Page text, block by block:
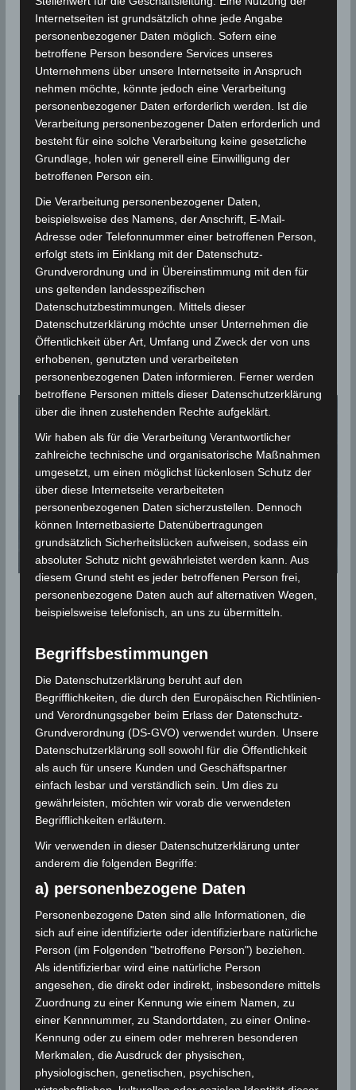
KLIMA METEOROLOGIE
Sommer 2003
Europa, Deutschland: Der Sommer 2003 in
Deutschland ging als historischer
„Jahrhundertsommer“ in die Wettergeschichte ein
und war bis dahin der
METEOROLOGIE
Als „Sprite“ (im Deutschen auch „Kobold“) bezeichnet
man in der Meteorologie eine kalte Entladung in der
Hochatmosphäre, die während eines
METEOROLOGIE
Starkregen
Ab einer Niederschlagsmenge von 20 Litern pro
Quadratmeter innerhalb von sechs Stunden spricht
man von Starkregen. Die Stufen 2 bis
GEOLOGIE
Straße von Sizilien
Die Straße von Sizilien bezeichnet eine Meerenge
beziehungsweise Meeresregion des Mittelmeeres
zwischen Sizilien und Tunesien. Sie verbindet das
Internetseiten ist grundsätzlich ohne jede Angabe
personenbezogener Daten möglich. Sofern eine
betroffene Person besondere Services unseres
Unternehmens über unsere Internetseite in Anspruch
nehmen möchte, könnte jedoch eine Verarbeitung
personenbezogener Daten erforderlich werden. Ist die
Verarbeitung personenbezogener Daten erforderlich und
besteht für eine solche Verarbeitung keine gesetzliche
Grundlage, holen wir generell eine Einwilligung der
betroffenen Person ein.
Die Verarbeitung personenbezogener Daten,
beispielsweise des Namens, der Anschrift, E-Mail-
Adresse oder Telefonnummer einer betroffenen Person,
erfolgt stets im Einklang mit der Datenschutz-
Grundverordnung und in Übereinstimmung mit den für
uns geltenden landesspezifischen
Datenschutzbestimmungen. Mittels dieser
Datenschutzerklärung möchte unser Unternehmen die
Öffentlichkeit über Art, Umfang und Zweck der von uns
erhobenen, genutzten und verarbeiteten
personenbezogenen Daten informieren. Ferner werden
betroffene Personen mittels dieser Datenschutzerklärung
über die ihnen zustehenden Rechte aufgeklärt.
Wir haben als für die Verarbeitung Verantwortlicher
zahlreiche technische und organisatorische Maßnahmen
umgesetzt, um einen möglichst lückenlosen Schutz der
über diese Internetseite verarbeiteten
personenbezogenen Daten sicherzustellen. Dennoch
können Internetbasierte Datenübertragungen
grundsätzlich Sicherheitslücken aufweisen, sodass ein
absoluter Schutz nicht gewährleistet werden kann. Aus
diesem Grund steht es jeder betroffenen Person frei,
personenbezogene Daten auch auf alternativen Wegen,
beispielsweise telefonisch, an uns zu übermitteln.
Begriffsbestimmungen
Die Datenschutzerklärung beruht auf den
Begrifflichkeiten, die durch den Europäischen Richtlinien-
und Verordnungsgeber beim Erlass der Datenschutz-
Grundverordnung (DS-GVO) verwendet wurden. Unsere
Datenschutzerklärung soll sowohl für die Öffentlichkeit
als auch für unsere Kunden und Geschäftspartner
einfach lesbar und verständlich sein. Um dies zu
gewährleisten, möchten wir vorab die verwendeten
Begrifflichkeiten erläutern.
Wir verwenden in dieser Datenschutzerklärung unter
anderem die folgenden Begriffe:
a) personenbezogene Daten
Personenbezogene Daten sind alle Informationen, die
sich auf eine identifizierte oder identifizierbare natürliche
Person (im Folgenden "betroffene Person") beziehen.
Als identifizierbar wird eine natürliche Person
angesehen, die direkt oder indirekt, insbesondere mittels
Zuordnung zu einer Kennung wie einem Namen, zu
einer Kennnummer, zu Standortdaten, zu einer Online-
Kennung oder zu einem oder mehreren besonderen
Merkmalen, die Ausdruck der physischen,
physiologischen, genetischen, psychischen,